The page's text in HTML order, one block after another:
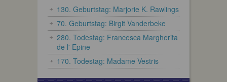
130. Geburtstag: Marjorie K. Rawlings
70. Geburtstag: Birgit Vanderbeke
280. Todestag: Francesca Margherita
de l' Epine
170. Todestag: Madame Vestris